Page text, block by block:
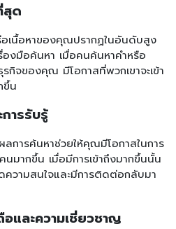
สุด
อเนื้อหาของคุณปรากฏในอันดับสูง
องมือค้นหา เมื่อคนค้นหาคำหรือ
กิจของคุณ มีโอกาสที่พวกเขาจะเข้า
ขึ้น
การรับรู้
การค้นหาช่วยให้คุณมีโอกาสในการ
นมากขึ้น เมื่อมีการเข้าถึงมากขึ้นนั้น
ความสนใจและมีการติดต่อกลับมา
อและความเชี่ยวชาญ